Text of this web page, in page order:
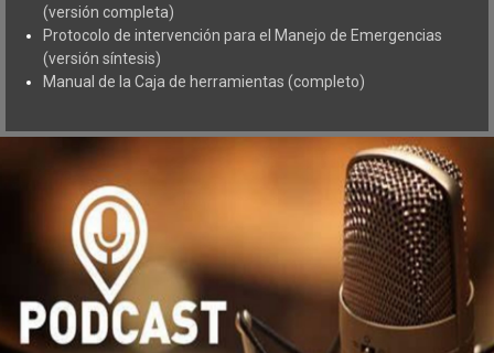
(versión completa)
Protocolo de intervención para el Manejo de Emergencias
(versión síntesis)
Manual de la Caja de herramientas (completo)